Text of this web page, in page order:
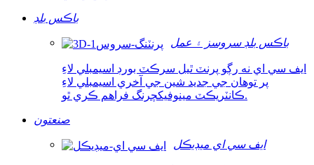
باڪس بلڊ
باڪس بلڊ سروسز ۽ عمل
ايف سي اي نه رڳو پرنٽ ٿيل سرڪٽ بورڊ اسيمبلي لاءِ
پر توهان جي جديد شين جي آخري اسيمبلي لاءِ
ڪانٽريڪٽ مينوفيکچرنگ فراهم ڪري ٿو.
صنعتون
ايف سي اي ميڊيڪل